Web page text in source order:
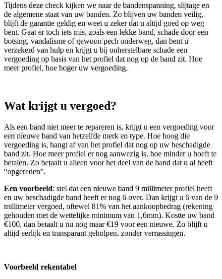
Tijdens deze check kijken we naar de bandenspanning, slijtage en
de algemene staat van uw banden. Zo blijven uw banden veilig,
blijft de garantie geldig en weet u zeker dat u altijd goed op weg
bent. Gaat er toch iets mis, zoals een lekke band, schade door een
botsing, vandalisme of gewoon pech onderweg, dan bent u
verzekerd van hulp en krijgt u bij onherstelbare schade een
vergoeding op basis van het profiel dat nog op de band zit. Hoe
meer profiel, hoe hoger uw vergoeding.
Wat krijgt u vergoed?
Als een band niet meer te repareren is, krijgt u een vergoeding voor
een nieuwe band van hetzelfde merk en type. Hoe hoog die
vergoeding is, hangt af van het profiel dat nog op uw beschadigde
band zit. Hoe meer profiel er nog aanwezig is, hoe minder u hoeft te
betalen. Zo betaalt u alleen voor het deel van de band dat u al heeft
“opgereden”.
Een voorbeeld: stel dat een nieuwe band 9 millimeter profiel heeft
en uw beschadigde band heeft er nog 6 over. Dan krijgt u 6 van de 9
millimeter vergoed, oftewel 81% van het aankoopbedrag (rekening
gehouden met de wettelijke minimum van 1,6mm). Kostte uw band
€100, dan betaalt u nu nog maar €19 voor een nieuwe. Zo blijft u
altijd eerlijk en transparant geholpen, zonder verrassingen.
Voorbeeld rekentabel